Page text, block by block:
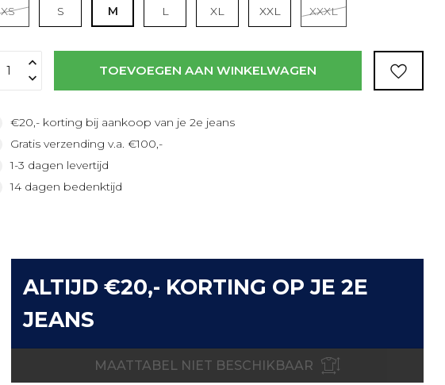
XS S M L XL XXL XXXL
TOEVOEGEN AAN WINKELWAGEN
€20,- korting bij aankoop van je 2e jeans
Gratis verzending v.a. €100,-
1-3 dagen levertijd
14 dagen bedenktijd
ALTIJD €20,- KORTING OP JE 2E
JEANS
MAATTABEL NIET BESCHIKBAAR